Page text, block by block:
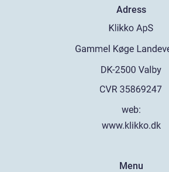
Adress
web:
www.klikko.dk
Menu